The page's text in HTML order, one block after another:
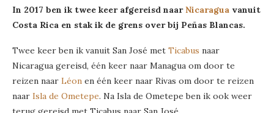
In 2017 ben ik twee keer afgereisd naarNicaragua vanuit
Costa Rica en stak ik de grens over bij Peñas Blancas.
Twee keer ben ik vanuit San José met Ticabus naar
Nicaragua gereisd, één keer naar Managua om door te
reizen naar Léon en één keer naar Rivas om door te reizen
naar Isla de Ometepe. Na Isla de Ometepe ben ik ook weer